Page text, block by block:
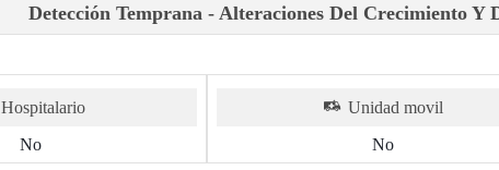
Detección Temprana - Alteraciones Del Crecimiento Y
Hospitalario
No
Unidad movil
No